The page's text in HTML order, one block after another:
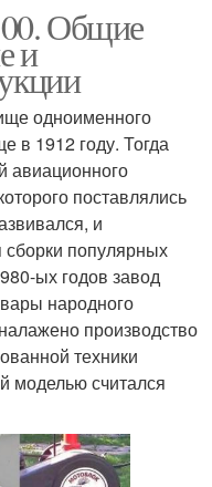
Общие
и
одноименного
в 1912 году. Тогда
авиационного
поставлялись
и
сборки популярных
ых годов завод
народного
производство
техники
моделью считался